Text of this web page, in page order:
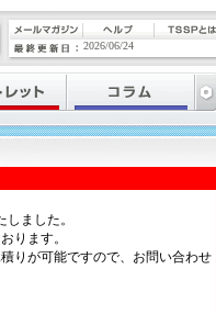
ました。
ります。
りが可能ですので、お問い合わせ
2026/06/24